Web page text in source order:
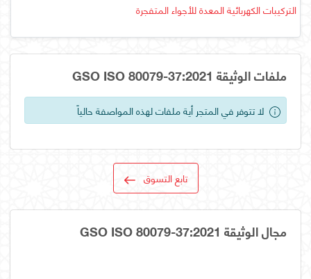
التركيبات الكهربائية المعدة للأجواء المتفجرة
ملفات الوثيقة GSO ISO 80079-37:2021
لا تتوفر في المتجر أية ملفات لهذه المواصفة حالياً
تابع التسوق
مجال الوثيقة GSO ISO 80079-37:2021